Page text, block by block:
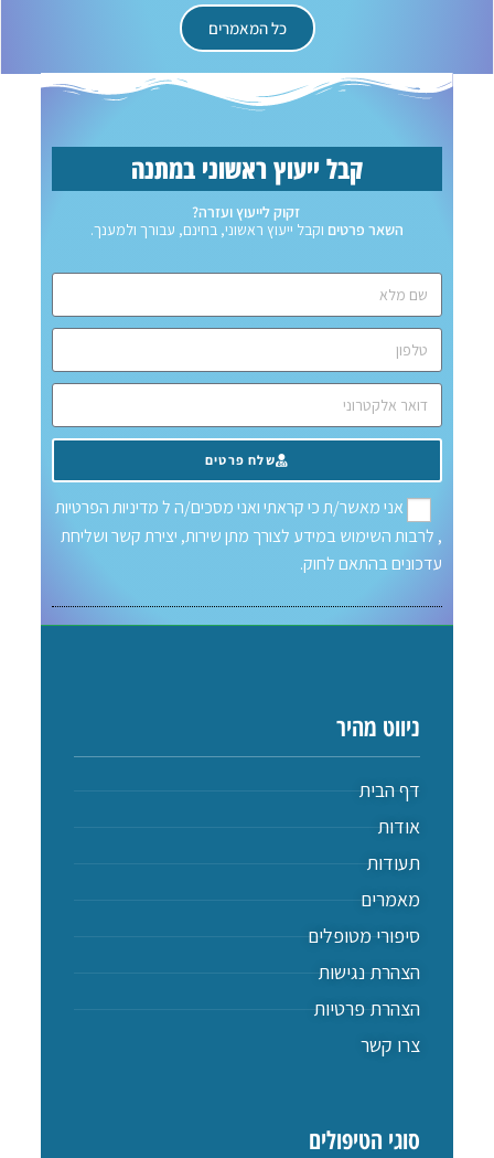
כל המאמרים
קבל ייעוץ ראשוני במתנה
זקוק לייעוץ ועזרה?
השאר פרטים וקבל ייעוץ ראשוני, בחינם, עבורך ולמענך.
אני מאשר/ת כי קראתי ואני מסכים/ה למדיניות הפרטיות
, לרבות השימוש במידע לצורך מתן שירות, יצירת קשר ושליחת
עדכונים בהתאם לחוק.
שלח פרטים
ניווט מהיר
דף הבית
אודות
תעודות
מאמרים
סיפורי מטופלים
הצהרת נגישות
הצהרת פרטיות
צרו קשר
סוגי הטיפולים